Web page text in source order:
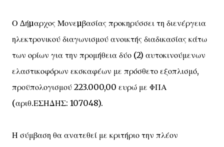
Ο ∆ήµαρχος Μονεµβασίας προκηρύσσει τη διενέργεια
ηλεκτρονικού διαγωνισμού ανοικτής διαδικασίας κάτω
των ορίων για την προμήθεια δύο (2) αυτοκινούμενων
ελαστικοφόρων εκσκαφέων με πρόσθετο εξοπλισμό,
προϋπολογισμού 223.000,00 ευρώ με ΦΠΑ
(αριθ.ΕΣΗΔΗΣ: 107048).
Η σύμβαση θα ανατεθεί με κριτήριο την πλέον